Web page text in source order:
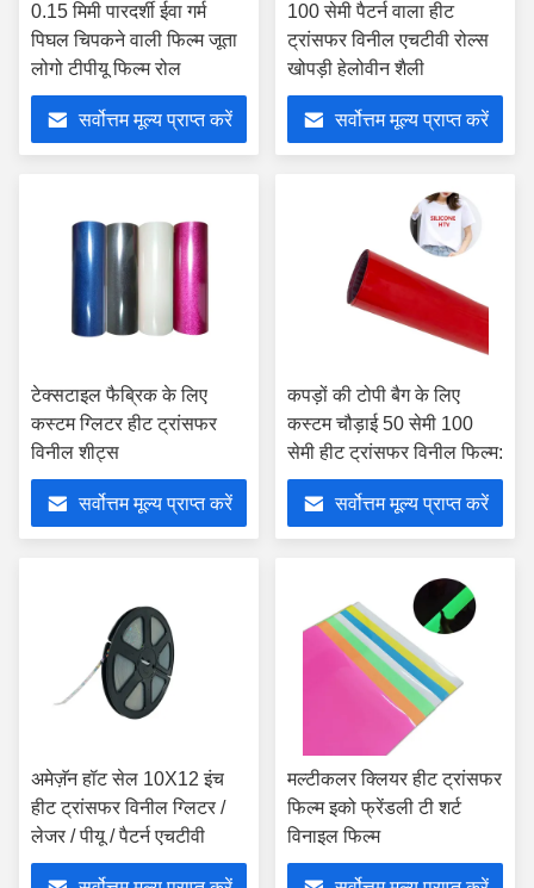
0.15 मिमी पारदर्शी ईवा गर्म
पिघल चिपकने वाली फिल्म जूता
लोगो टीपीयू फिल्म रोल
सर्वोत्तम मूल्य प्राप्त करें
100 सेमी पैटर्न वाला हीट
ट्रांसफर विनील एचटीवी रोल्स
खोपड़ी हेलोवीन शैली
सर्वोत्तम मूल्य प्राप्त करें
टेक्सटाइल फैब्रिक के लिए
कस्टम ग्लिटर हीट ट्रांसफर
विनील शीट्स
सर्वोत्तम मूल्य प्राप्त करें
कपड़ों की टोपी बैग के लिए
कस्टम चौड़ाई 50 सेमी 100
सेमी हीट ट्रांसफर विनील फिल्म:
सर्वोत्तम मूल्य प्राप्त करें
अमेज़ॅन हॉट सेल 10X12 इंच
हीट ट्रांसफर विनील ग्लिटर /
लेजर / पीयू / पैटर्न एचटीवी
मल्टीकलर क्लियर हीट ट्रांसफर
फिल्म इको फ्रेंडली टी शर्ट
विनाइल फिल्म